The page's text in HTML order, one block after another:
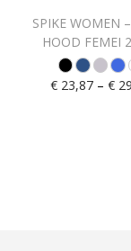
SPIKE WOMEN
HOOD FEMEI
€23,87 – €